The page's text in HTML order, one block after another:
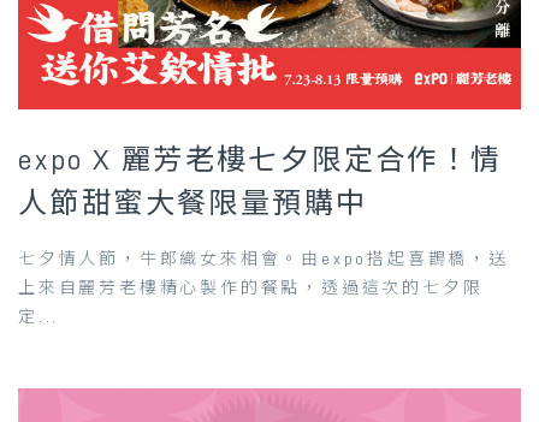
expo X 麗芳老樓七夕限定合作！情
人節甜蜜大餐限量預購中
七夕情人節，牛郎織女來相會。由expo搭起喜鵲橋，送
上來自麗芳老樓精心製作的餐點，透過這次的七夕限
定...